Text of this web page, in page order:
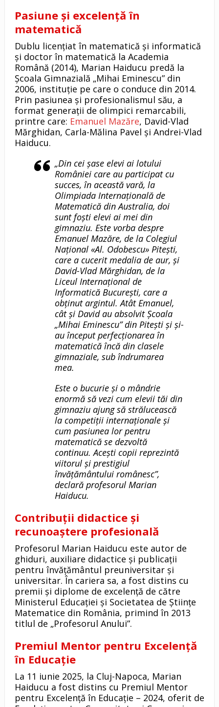
Pasiune și excelență în
matematică
Dublu licențiat în matematică și informatică
și doctor în matematică la Academia
Română (2014), Marian Haiducu predă la
Școala Gimnazială „Mihai Eminescu” din
2006, instituție pe care o conduce din 2014.
Prin pasiunea și profesionalismul său, a
format generații de olimpici remarcabili,
printre care: Emanuel Mazăre, David-Vlad
Mărghidan, Carla-Mălina Pavel și Andrei-Vlad
Haiducu.
„Din cei șase elevi ai lotului
României care au participat cu
succes, în această vară, la
Olimpiada Internațională de
Matematică din Australia, doi
sunt foști elevi ai mei din
gimnaziu. Este vorba despre
Emanuel Mazăre, de la Colegiul
Național «Al. Odobescu» Pitești,
care a cucerit medalia de aur, și
David-Vlad Mărghidan, de la
Liceul Internațional de
Informatică București, care a
obținut argintul. Atât Emanuel,
cât și David au absolvit Școala
„Mihai Eminescu” din Pitești și și-
au început perfecționarea în
matematică încă din clasele
gimnaziale, sub îndrumarea
mea.
Este o bucurie și o mândrie
enormă să vezi cum elevii tăi din
gimnaziu ajung să strălucească
la competiții internaționale și
cum pasiunea lor pentru
matematică se dezvoltă
continuu. Acești copii reprezintă
viitorul și prestigiul
învățământului românesc”,
declară profesorul Marian
Haiducu.
Contribuții didactice și
recunoaștere profesională
Profesorul Marian Haiducu este autor de
ghiduri, auxiliare didactice și publicații
pentru învățământul preuniversitar și
universitar. În cariera sa, a fost distins cu
premii și diplome de excelență de către
Ministerul Educației și Societatea de Științe
Matematice din România, primind în 2013
titlul de „Profesorul Anului”.
Premiul Mentor pentru Excelență
în Educație
La 11 iunie 2025, la Cluj-Napoca, Marian
Haiducu a fost distins cu Premiul Mentor
pentru Excelență în Educație – 2024, oferit de